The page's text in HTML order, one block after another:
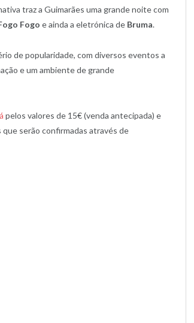
traz a Guimarães uma grande noite com
Fogo e ainda a eletrónica de Bruma.
de popularidade, com diversos eventos a
e um ambiente de grande
pelos valores de 15€ (venda antecipada) e
serão confirmadas através de